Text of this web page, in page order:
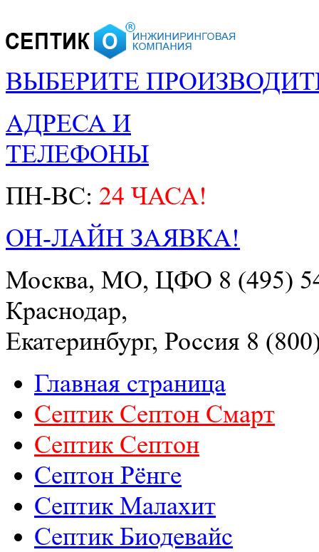
ВЫБЕРИТЕ
АДРЕСА И
ТЕЛЕФОНЫ
ПН-ВС: 24 ЧАСА!
ОН-ЛАЙН ЗАЯВКА!
Москва, МО, ЦФО 8 (495)
Краснодар,
Екатеринбург, Россия 8
Главная страница
Септик Септон Смарт
Септик Cептон
Септон Рёнге
Септик Малахит
Септик Биодевайс